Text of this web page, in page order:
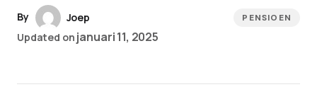
By
Joep
Updated on januari 11, 2025
PENSIOEN